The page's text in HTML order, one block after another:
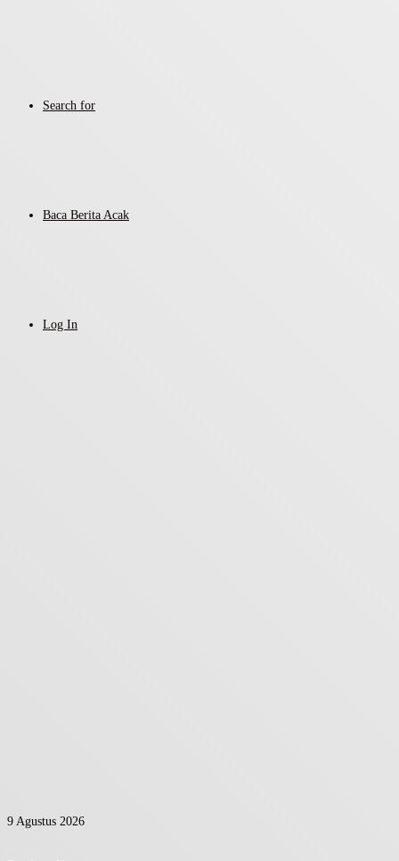
Search for
Baca Berita Acak
Log In
9 Agustus 2026